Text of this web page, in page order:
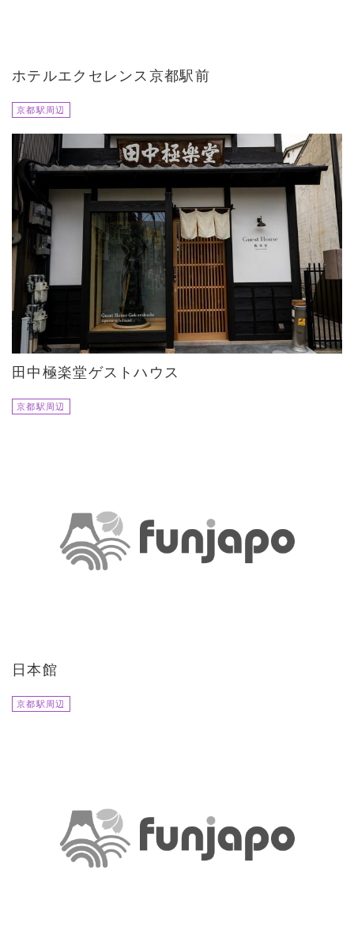
ホテルエクセレンス京都駅前
京都駅周辺
田中極楽堂ゲストハウス
京都駅周辺
日本館
京都駅周辺